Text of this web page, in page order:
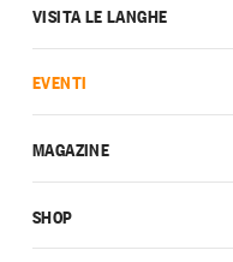
VISITA LE LANGHE
EVENTI
MAGAZINE
SHOP